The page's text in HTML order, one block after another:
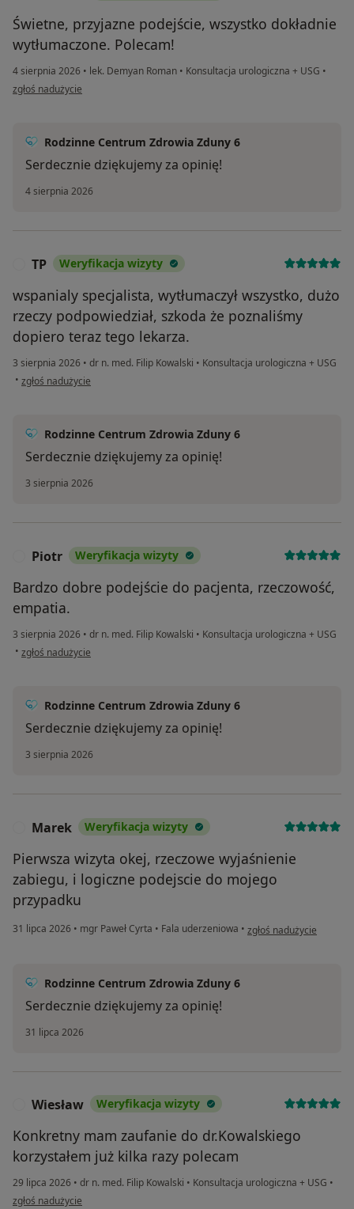
Świetne, przyjazne podejście, wszystko dokładnie
wytłumaczone. Polecam!
4 sierpnia 2026 • lek. Demyan Roman • Konsultacja urologiczna + USG •
w opinii użytkownika Dominik
zgłoś nadużycie
Rodzinne Centrum Zdrowia Zduny 6
Serdecznie dziękujemy za opinię!
4 sierpnia 2026
TP Weryfikacja wizyty
wspanialy specjalista, wytłumaczył wszystko, dużo
rzeczy podpowiedział, szkoda że poznaliśmy
dopiero teraz tego lekarza.
3 sierpnia 2026 • dr n. med. Filip Kowalski • Konsultacja urologiczna + USG
• w opinii użytkownika TP
zgłoś nadużycie
Rodzinne Centrum Zdrowia Zduny 6
Serdecznie dziękujemy za opinię!
3 sierpnia 2026
Piotr Weryfikacja wizyty
Bardzo dobre podejście do pacjenta, rzeczowość,
empatia.
3 sierpnia 2026 • dr n. med. Filip Kowalski • Konsultacja urologiczna + USG
• w opinii użytkownika Piotr
zgłoś nadużycie
Rodzinne Centrum Zdrowia Zduny 6
Serdecznie dziękujemy za opinię!
3 sierpnia 2026
Marek Weryfikacja wizyty
Pierwsza wizyta okej, rzeczowe wyjaśnienie
zabiegu, i logiczne podejscie do mojego
przypadku
31 lipca 2026 • mgr Paweł Cyrta • Fala uderzeniowa • w opinii użytkownika
zgłoś nadużycie
Rodzinne Centrum Zdrowia Zduny 6
Serdecznie dziękujemy za opinię!
31 lipca 2026
Wiesław Weryfikacja wizyty
Konkretny mam zaufanie do dr.Kowalskiego
korzystałem już kilka razy polecam
29 lipca 2026 • dr n. med. Filip Kowalski • Konsultacja urologiczna + USG •
w opinii użytkownika Wiesław
zgłoś nadużycie